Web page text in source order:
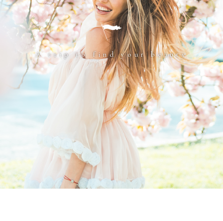
A trip to find your beauty